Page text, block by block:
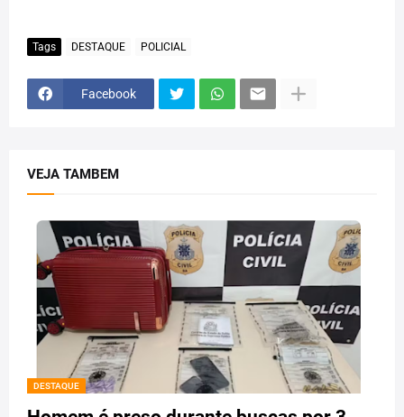
Tags DESTAQUE POLICIAL
Facebook
VEJA TAMBEM
DESTAQUE